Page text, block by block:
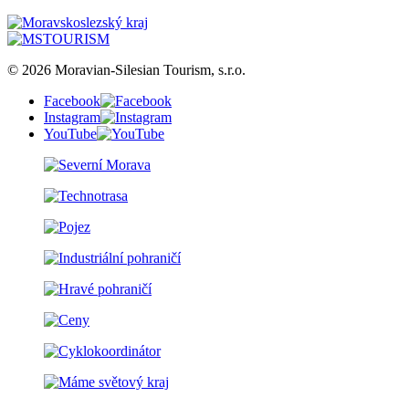
© 2026 Moravian-Silesian Tourism, s.r.o.
Facebook
Instagram
YouTube